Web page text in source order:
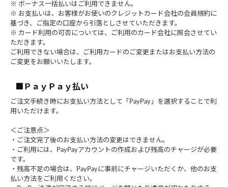
※ ボーナス一括払いはご利用できません。
※ お支払いは、お客様がお使いのクレジットカード会社の会員規約に
基づき、ご指定の口座から引落としさせていただきます。
※ カード利用の可否については、ご利用のカード会社に照会させてい
ただきます。
ご利用できない場合は、ご利用カードのご変更またはお支払い方法の
ご変更をお願いいたします。
■ＰａｙＰａｙ払い
ご注文手続き時にお支払い方法として「PayPay」を選択することで利
用いただけます。
＜ご注意点＞
・ご注文完了後のお支払い方法の変更はできません。
・ご利用には、PayPayアカウントの作成および残高のチャージが必要
です。
・残高不足の場合は、PayPayに事前にチャージいただくか、他のお支
払い方法をご利用ください。